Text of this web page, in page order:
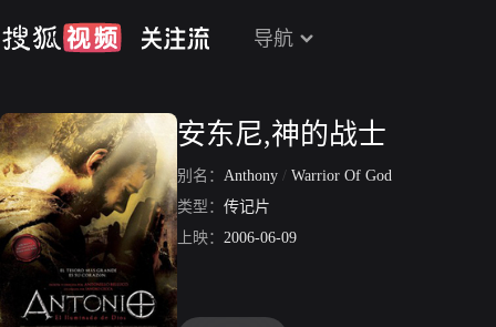
导航
安东尼,神的战士
别名： Anthony / Warrior Of God
类型： 传记片
上映： 2006-06-09